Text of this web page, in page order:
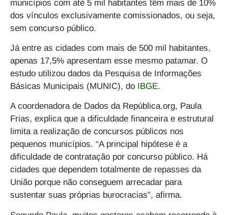
municípios com até 5 mil habitantes têm mais de 10%
dos vínculos exclusivamente comissionados, ou seja,
sem concurso público.
Já entre as cidades com mais de 500 mil habitantes,
apenas 17,5% apresentam esse mesmo patamar. O
estudo utilizou dados da Pesquisa de Informações
Básicas Municipais (MUNIC), do IBGE.
A coordenadora de Dados da República.org, Paula
Frias, explica que a dificuldade financeira e estrutural
limita a realização de concursos públicos nos
pequenos municípios. “A principal hipótese é a
dificuldade de contratação por concurso público. Há
cidades que dependem totalmente de repasses da
União porque não conseguem arrecadar para
sustentar suas próprias burocracias”, afirma.